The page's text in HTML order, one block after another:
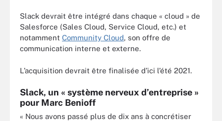
Slack devrait être intégré dans chaque « cloud » de
Salesforce (Sales Cloud, Service Cloud, etc.) et
notamment Community Cloud, son offre de
communication interne et externe.
L’acquisition devrait être finalisée d’ici l’été 2021.
Slack, un « système nerveux d’entreprise »
pour Marc Benioff
« Nous avons passé plus de dix ans à concrétiser